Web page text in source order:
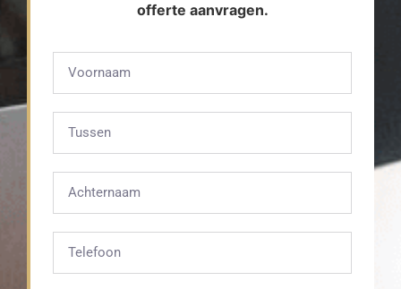
offerte aanvragen.